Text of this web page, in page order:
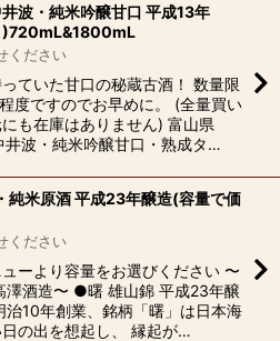
波・純米吟醸甘口 平成13年
)720mL&1800mL
ください
ていた甘口の秘蔵古酒！ 数量限
度ですのでお早めに。 (全量買い
も在庫はありません) 富山県
波・純米吟醸甘口・熟成タ…
純米原酒 平成23年醸造(容量で価
ください
ーより容量をお選びください 〜
澤酒造〜 ●曙 雄山錦 平成23年醸
10年創業、銘柄「曙」は日本海
の出を想起し、 縁起が…